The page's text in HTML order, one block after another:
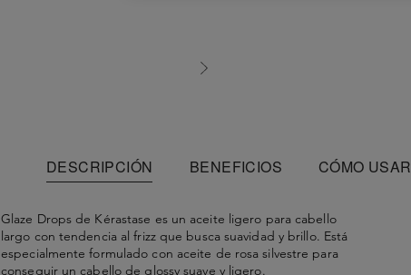
DESCRIPCIÓN BENEFICIOS CÓMO USAR
Glaze Drops de Kérastase es un aceite ligero para cabello
largo con tendencia al frizz que busca suavidad y brillo. Está
especialmente formulado con aceite de rosa silvestre para
conseguir un cabello de glossy suave y ligero.